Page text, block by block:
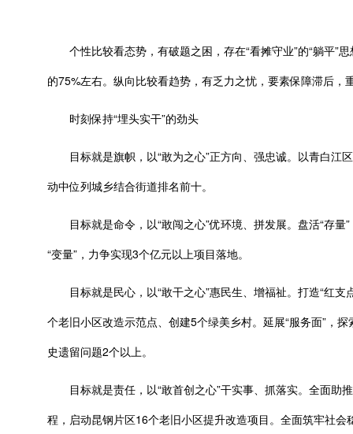
个性比较看态势，有破题之困，存在“看摊守业”的“躺平”思
的75%左右。纵向比较看趋势，有乏力之忧，要素保障滞后，
时刻保持“埋头实干”的劲头
目标就是旗帜，以“敢为之心”正方向、强忠诚。以青白江
动中位列城乡结合街道排名前十。
目标就是命令，以“敢闯之心”优环境、拼发展。盘活“存量
“变量”，力争实现3个亿元以上项目落地。
目标就是民心，以“敢干之心”惠民生、增福祉。打造“红支
个老旧小区改造示范点、创建5个绿美乡村。延展“服务面”，
史遗留问题2个以上。
目标就是责任，以“敢首创之心”干实事、抓落实。全面助
程，启动昆钢片区16个老旧小区提升改造项目。全面筑牢社